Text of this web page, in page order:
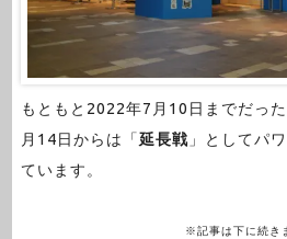
もともと2022年7月10日までだっ
月14日からは「延長戦」としてパ
ています。
※記事は下に続き